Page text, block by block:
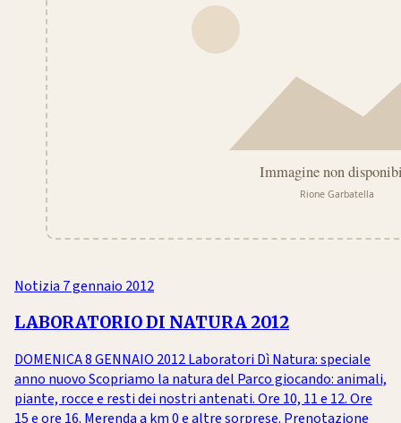
Notizia 7 gennaio 2012
LABORATORIO DI NATURA 2012
DOMENICA 8 GENNAIO 2012 Laboratori Dì Natura: speciale
anno nuovo Scopriamo la natura del Parco giocando: animali,
piante, rocce e resti dei nostri antenati. Ore 10, 11 e 12. Ore
15 e ore 16. Merenda a km 0 e altre sorprese. Prenotazione